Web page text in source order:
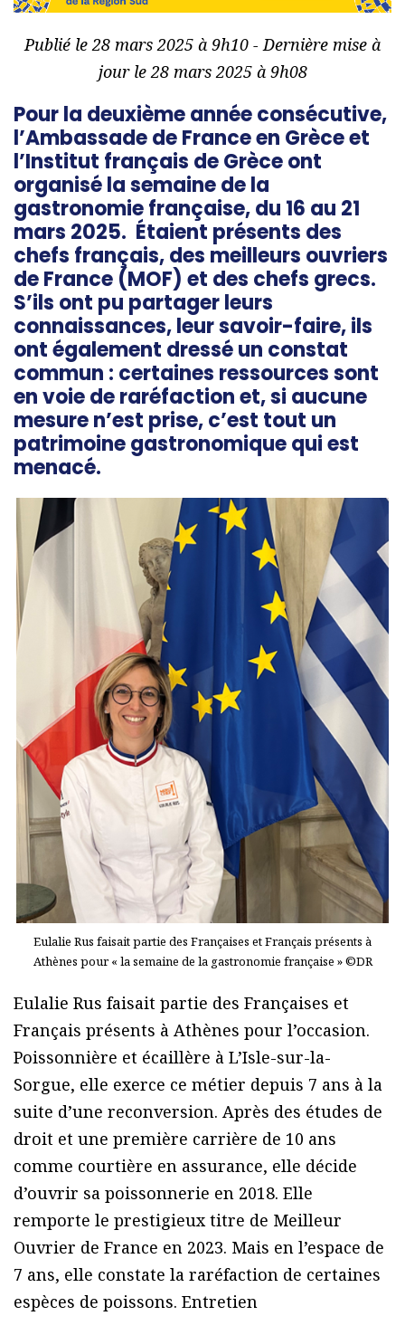
Publié le 28 mars 2025 à 9h10 - Dernière mise à
jour le 28 mars 2025 à 9h08
Pour la deuxième année consécutive,
l’Ambassade de France en Grèce et
l’Institut français de Grèce ont
organisé la semaine de la
gastronomie française, du 16 au 21
mars 2025. Étaient présents des
chefs français, des meilleurs ouvriers
de France (MOF) et des chefs grecs.
S’ils ont pu partager leurs
connaissances, leur savoir-faire, ils
ont également dressé un constat
commun : certaines ressources sont
en voie de raréfaction et, si aucune
mesure n’est prise, c’est tout un
patrimoine gastronomique qui est
menacé.
Eulalie Rus faisait partie des Françaises et Français présents à
Athènes pour « la semaine de la gastronomie française » ©DR
Eulalie Rus faisait partie des Françaises et
Français présents à Athènes pour l’occasion.
Poissonnière et écaillère à L’Isle-sur-la-
Sorgue, elle exerce ce métier depuis 7 ans à la
suite d’une reconversion. Après des études de
droit et une première carrière de 10 ans
comme courtière en assurance, elle décide
d’ouvrir sa poissonnerie en 2018. Elle
remporte le prestigieux titre de Meilleur
Ouvrier de France en 2023. Mais en l’espace de
7 ans, elle constate la raréfaction de certaines
espèces de poissons. Entretien